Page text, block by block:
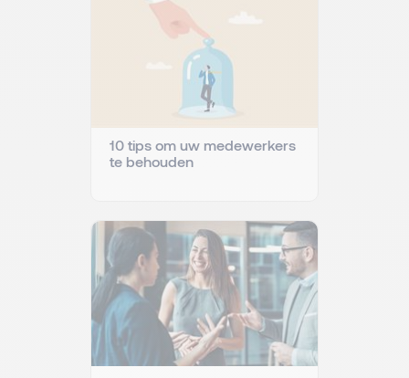
10 tips om uw medewerkers
te behouden